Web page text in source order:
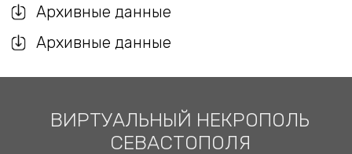
Архивные данные
Архивные данные
ВИРТУАЛЬНЫЙ НЕКРОПОЛЬ
СЕВАСТОПОЛЯ